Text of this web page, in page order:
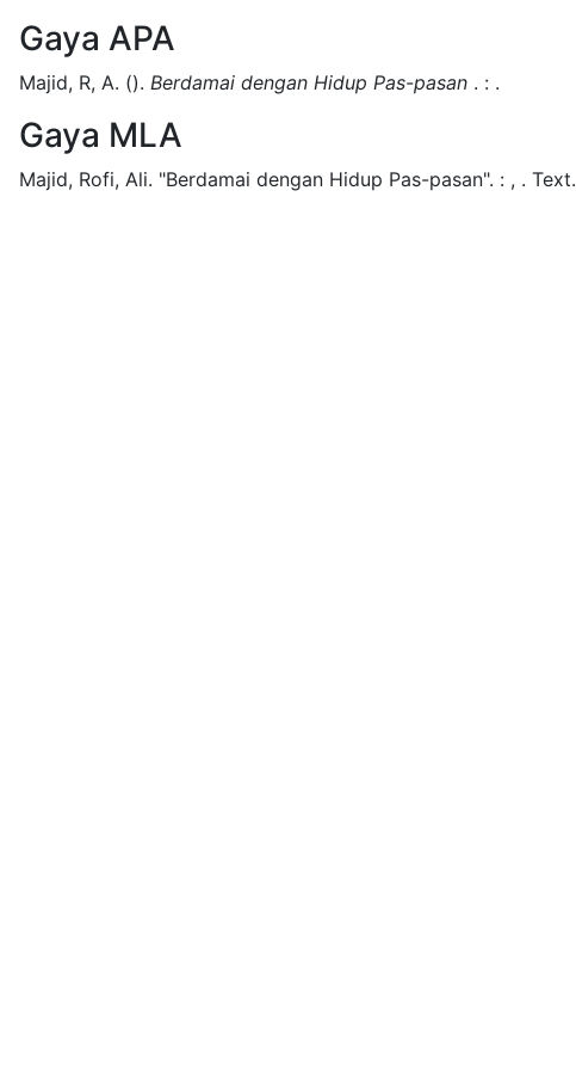
Gaya APA
Majid, R, A. (). Berdamai dengan Hidup Pas-pasan . : .
Gaya MLA
Majid, Rofi, Ali. "Berdamai dengan Hidup Pas-pasan". : , . Text.